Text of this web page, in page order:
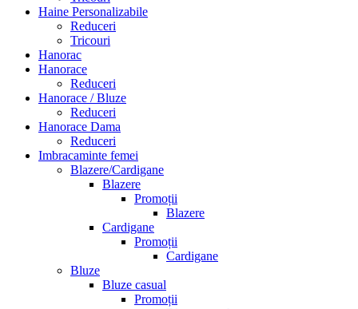
Haine Personalizabile
Reduceri
Tricouri
Hanorac
Hanorace
Reduceri
Hanorace / Bluze
Reduceri
Hanorace Dama
Reduceri
Imbracaminte femei
Blazere/Cardigane
Blazere
Promoții
Blazere
Cardigane
Promoții
Cardigane
Bluze
Bluze casual
Promoții